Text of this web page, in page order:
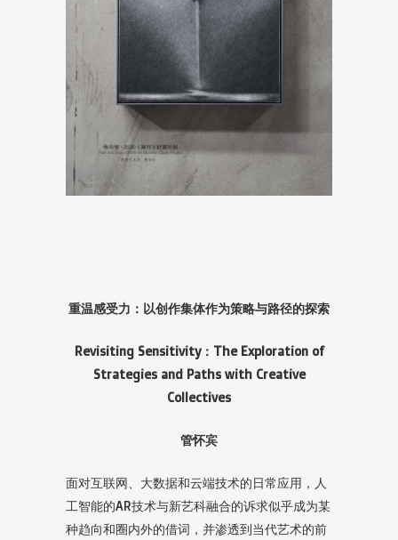
重温感受力：以创作集体作为策略与路径的探索
Revisiting Sensitivity：The Exploration of
Strategies and Paths with Creative
Collectives
管怀宾
面对互联网、大数据和云端技术的日常应用，人
工智能的AR技术与新艺科融合的诉求似乎成为某
种趋向和圈内外的借词，并渗透到当代艺术的前